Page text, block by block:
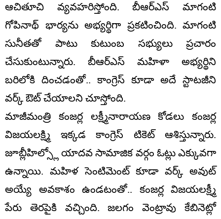
ఆచితూచి వ్యవహరిస్తోంది. బీఆర్ఎస్ మాగంటి
గోపినాథ్ భార్యను అభ్యర్థిగా ప్రకటించింది. మాగంటి
సునీతతో పాటు కుటుంబ సభ్యులు ప్రచారం
చేసుకుంటున్నారు. బీఆర్ఎస్ మహిళా అభ్యర్థిని
బరిలోకి దించడంతో.. కాంగ్రెస్ కూడా అదే స్టాటజీని
వర్క్ ఔట్ చేయాలని చూస్తోంది.
మాజీమంత్రి కంజర్ల లక్ష్మీనారాయణ కోడలు కంజర్ల
విజయలక్ష్మి ఇక్కడ కాంగ్రెస్ టికెట్ ఆశిస్తున్నారు.
జూబ్లీహిల్స్లో యాదవ సామాజిక వర్గం ఓట్లు ఎక్కువగా
ఉన్నాయి. మహిళ సెంటిమెంట్ కూడా వర్క్ అవుట్
అయ్యే అవకాశం ఉండటంతో.. కంజర్ల విజయలక్ష్మీ
పేరు తెరపైకి వచ్చింది. జలగం వెంట్రావు కేబినెట్లో